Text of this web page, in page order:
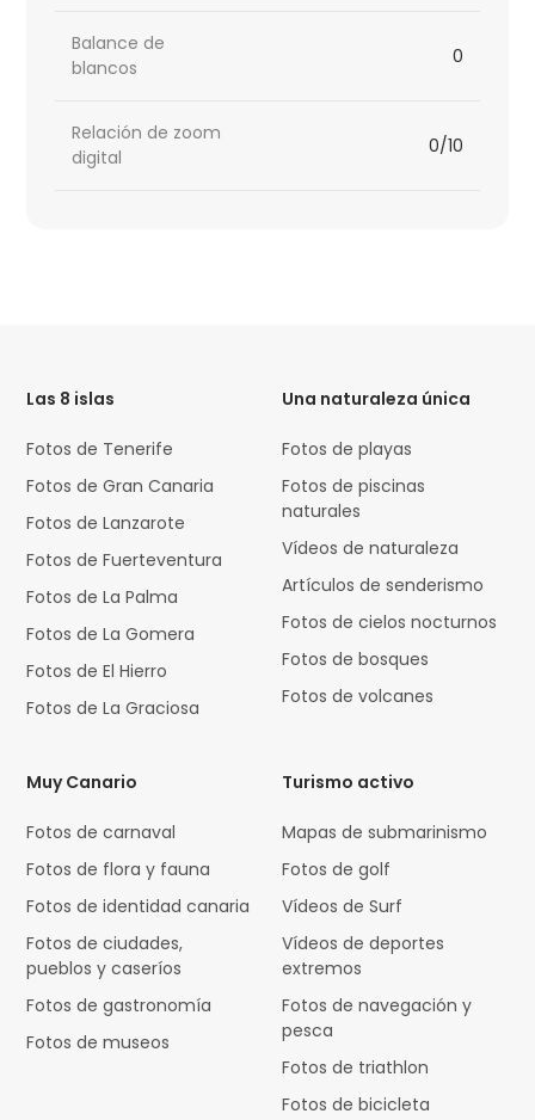
Balance de
blancos
0
Relación de zoom
digital
0/10
Las 8 islas
Fotos de Tenerife
Fotos de Gran Canaria
Fotos de Lanzarote
Fotos de Fuerteventura
Fotos de La Palma
Fotos de La Gomera
Fotos de El Hierro
Fotos de La Graciosa
Una naturaleza única
Fotos de playas
Fotos de piscinas
naturales
Vídeos de naturaleza
Artículos de senderismo
Fotos de cielos nocturnos
Fotos de bosques
Fotos de volcanes
Muy Canario
Fotos de carnaval
Fotos de flora y fauna
Fotos de identidad canaria
Fotos de ciudades,
pueblos y caseríos
Fotos de gastronomía
Fotos de museos
Turismo activo
Mapas de submarinismo
Fotos de golf
Vídeos de Surf
Vídeos de deportes
extremos
Fotos de navegación y
pesca
Fotos de triathlon
Fotos de bicicleta